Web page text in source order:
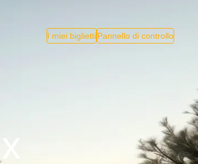
I miei bigliettiPannello di controllo